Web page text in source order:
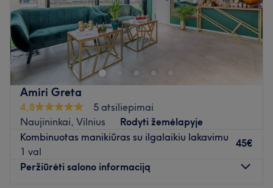
Amiri Greta
4,8
5 atsiliepimai
Naujininkai, Vilnius
Rodyti žemėlapyje
Kombinuotas manikiūras su ilgalaikiu lakavimu
1 val
45€
Peržiūrėti salono informaciją